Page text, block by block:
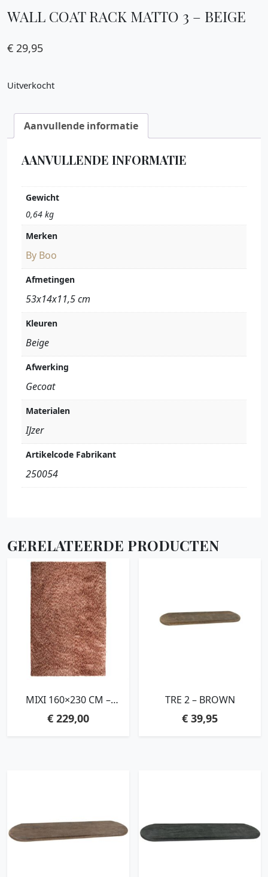
WALL COAT RACK MATTO 3 – BEIGE
€ 29,95
Uitverkocht
Aanvullende informatie
AANVULLENDE INFORMATIE
Gewicht
0,64 kg
Merken
By Boo
Afmetingen
53x14x11,5 cm
Kleuren
Beige
Afwerking
Gecoat
Materialen
IJzer
Artikelcode Fabrikant
250054
GERELATEERDE PRODUCTEN
MIXI 160×230 CM –
€229,00
TRE 2 – BROWN
€ 39,95